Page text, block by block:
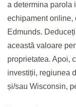
a determina parola
echipament online,
Edmunds.
această valoare
proprietatea. Apoi,
investiții, regiunea
și/sau Wisconsin,